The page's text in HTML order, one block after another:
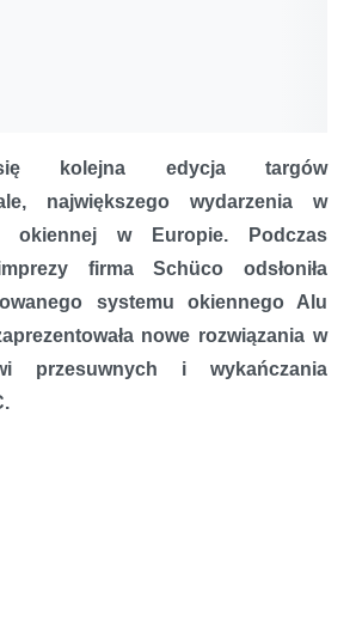
się kolejna edycja targów
największego wydarzenia w
okiennej w Europie. Podczas
firma Schüco odsłoniła
systemu okiennego Alu
nowe rozwiązania w
przesuwnych i wykańczania